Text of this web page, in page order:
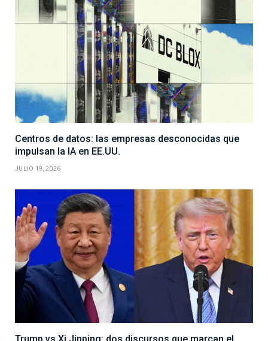
Centros de datos: las empresas desconocidas que
impulsan la IA en EE.UU.
JULIO 19, 2026